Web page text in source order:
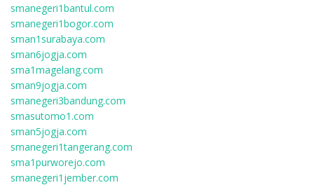
smanegeri1bantul.com
smanegeri1bogor.com
sman1surabaya.com
sman6jogja.com
sma1magelang.com
sman9jogja.com
smanegeri3bandung.com
smasutomo1.com
sman5jogja.com
smanegeri1tangerang.com
sma1purworejo.com
smanegeri1jember.com